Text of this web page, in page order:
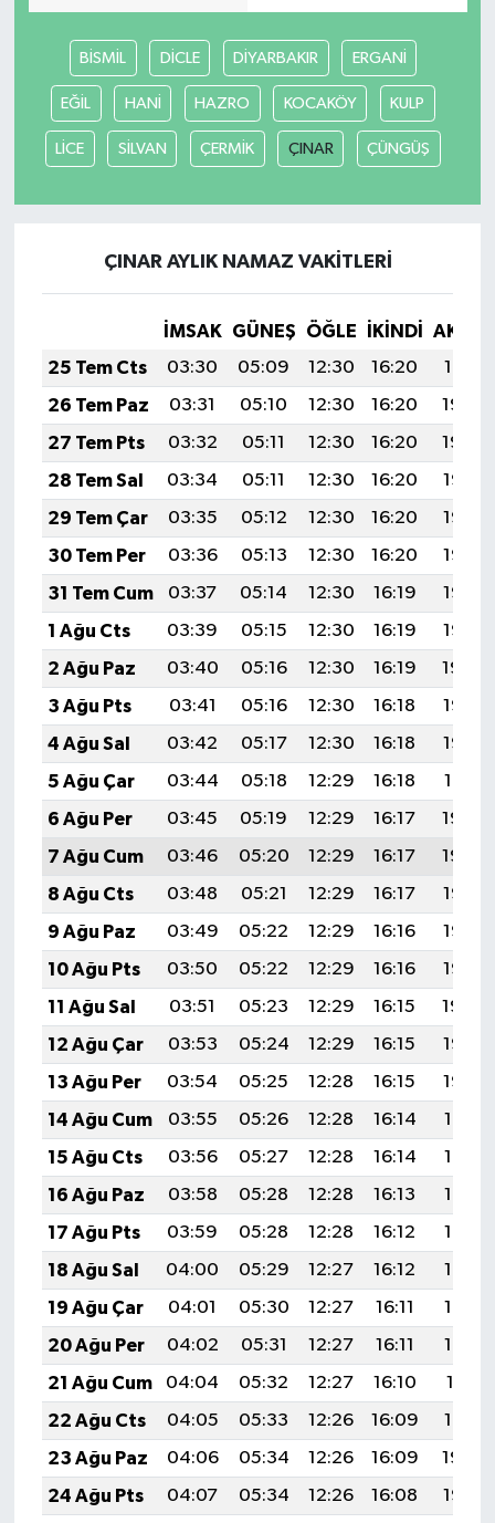
BİSMİL DİCLE DİYARBAKIR ERGANİ
EĞİL HANİ HAZRO KOCAKÖY KULP
LİCE SİLVAN ÇERMİK ÇINAR ÇÜNGÜŞ
ÇINAR AYLIK NAMAZ VAKITLERI
İMSAK GÜNEŞ ÖĞLE İKINDI
25 Tem Cts
03:30 05:09 12:30 16:20
19:41
26 Tem Paz
03:31 05:10 12:30 16:20
19:40
27 Tem Pts
03:32 05:11 12:30 16:20
19:39
28 Tem Sal
03:34 05:11 12:30 16:20
19:38
29 Tem Çar
03:35 05:12 12:30 16:20
19:38
30 Tem Per
03:36 05:13 12:30 16:20
19:37
31 Tem Cum
03:37 05:14 12:30 16:19
19:36
1 Ağu Cts
03:39 05:15 12:30 16:19
19:35
2 Ağu Paz
03:40 05:16 12:30 16:19
19:34
3 Ağu Pts
03:41 05:16 12:30 16:18
19:33
4 Ağu Sal
03:42 05:17 12:30 16:18
19:32
5 Ağu Çar
03:44 05:18 12:29 16:18
19:31
6 Ağu Per
03:45 05:19 12:29 16:17
19:30
7 Ağu Cum
03:46 05:20 12:29 16:17
19:29
8 Ağu Cts
03:48 05:21 12:29 16:17
19:28
9 Ağu Paz
03:49 05:22 12:29 16:16
19:26
10 Ağu Pts
03:50 05:22 12:29 16:16
19:25
11 Ağu Sal
03:51 05:23 12:29 16:15
19:24
12 Ağu Çar
03:53 05:24 12:29 16:15
19:23
13 Ağu Per
03:54 05:25 12:28 16:15
19:22
14 Ağu Cum
03:55 05:26 12:28 16:14
19:21
15 Ağu Cts
03:56 05:27 12:28 16:14
19:19
16 Ağu Paz
03:58 05:28 12:28 16:13
19:18
17 Ağu Pts
03:59 05:28 12:28 16:12
19:17
18 Ağu Sal
04:00 05:29 12:27 16:12
19:15
19 Ağu Çar
04:01 05:30 12:27 16:11
19:14
20 Ağu Per
04:02 05:31 12:27 16:11
19:13
21 Ağu Cum
04:04 05:32 12:27 16:10
19:11
22 Ağu Cts
04:05 05:33 12:26 16:09
19:10
23 Ağu Paz
04:06 05:34 12:26 16:09
19:09
24 Ağu Pts
04:07 05:34 12:26 16:08
19:07
Teknoloji
Vasıta
Vefat Haberleri